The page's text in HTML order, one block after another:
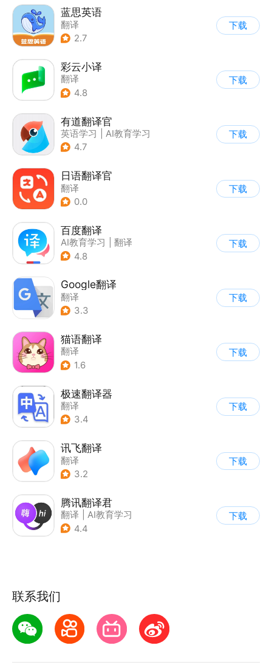
蓝思英语
翻译
2.7
下载
彩云小译
翻译
4.8
下载
有道翻译官
英语学习
AI教育学习
4.7
下载
日语翻译官
翻译
0.0
下载
百度翻译
AI教育学习
翻译
4.8
下载
Google翻译
翻译
3.3
下载
猫语翻译
翻译
1.6
下载
极速翻译器
翻译
3.4
下载
讯飞翻译
翻译
3.2
下载
腾讯翻译君
翻译
AI教育学习
4.4
下载
联系我们